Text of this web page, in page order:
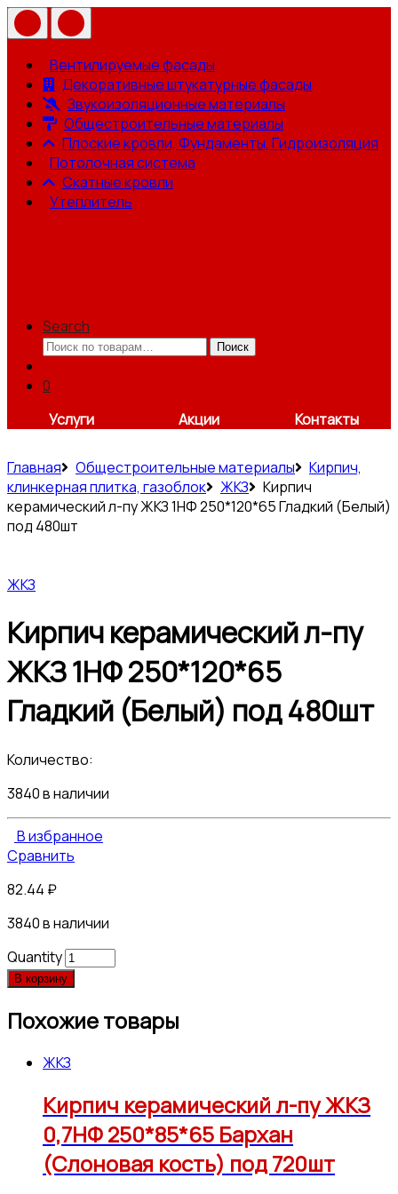
Вентилируемые фасады
Декоративные штукатурные фасады
Звукоизоляционные материалы
Общестроительные материалы
Плоские кровли, Фундаменты, Гидроизоляция
Потолочная система
Скатные кровли
Утеплитель
Search
Искать:
Поиск
0
Услуги
Акции Контакты
Главная Общестроительные материалы
Кирпич,
клинкерная плитка, газоблок
ЖКЗ
Кирпич
керамический л-пу ЖКЗ 1НФ 250*120*65 Гладкий (Белый)
под 480шт
ЖКЗ
Кирпич керамический л-пу
ЖКЗ 1НФ 250*120*65
Гладкий (Белый) под 480шт
Количество:
3840 в наличии
В избранное
Сравнить
82.44 ₽
3840 в наличии
Quantity
В корзину
Похожие товары
ЖКЗ
Кирпич керамический л-пу ЖКЗ
0,7НФ 250*85*65 Бархан
(Слоновая кость) под 720шт